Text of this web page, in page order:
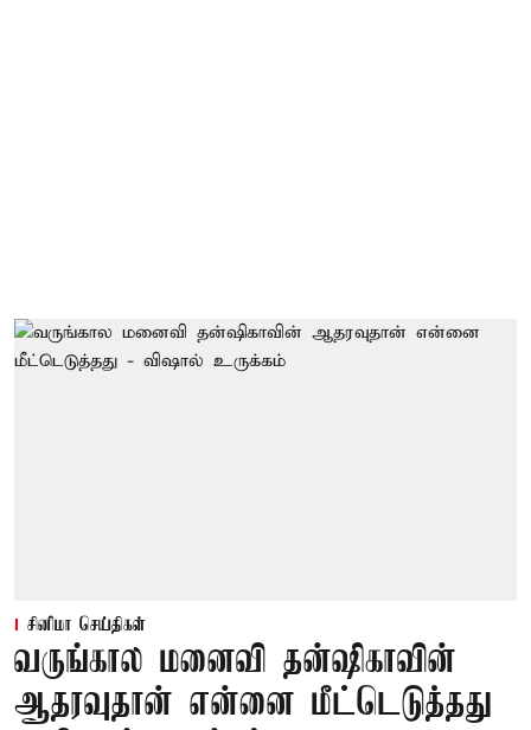
சினிமா செய்திகள்
வருங்கால மனைவி தன்ஷிகாவின்
ஆதரவுதான் என்னை மீட்டெடுத்தது